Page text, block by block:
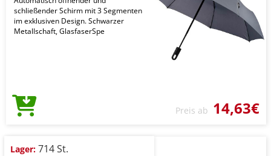
schließender Schirm mit 3 Segmenten
im exklusiven Design. Schwarzer
Metallschaft, GlasfaserSpe
Preis ab 14,63€
Lager: 714 St.